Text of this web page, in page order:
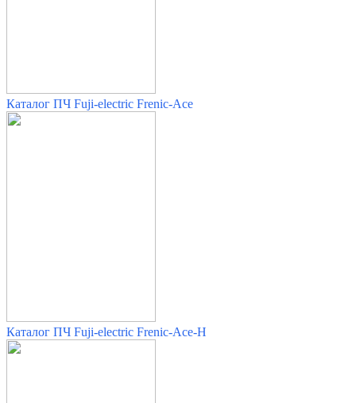
Каталог ПЧ Fuji-electric Frenic-Ace
Каталог ПЧ Fuji-electric Frenic-Ace-H